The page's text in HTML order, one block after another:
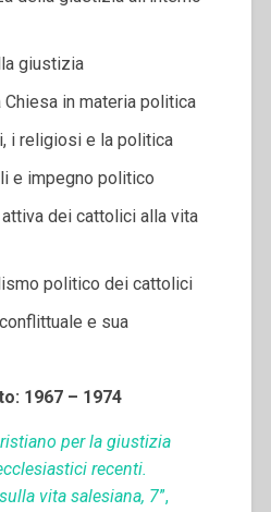
giustizia
Chiesa in materia politica
i religiosi e la politica
e impegno politico
dei cattolici alla vita
politico dei cattolici
e sua
1967 – 1974
per la giustizia
recenti.
vita salesiana, 7”,